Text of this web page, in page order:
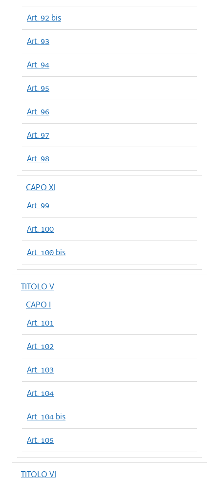
Art. 92 bis
Art. 93
Art. 94
Art. 95
Art. 96
Art. 97
Art. 98
CAPO XI
Art. 99
Art. 100
Art. 100 bis
TITOLO V
CAPO I
Art. 101
Art. 102
Art. 103
Art. 104
Art. 104 bis
Art. 105
TITOLO VI